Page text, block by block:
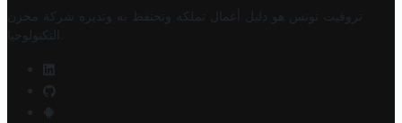
تروفيت تونس هو دليل أعمال تملكه وتحتفظ به وتديره
شركة مخزن
التكنولوجيا